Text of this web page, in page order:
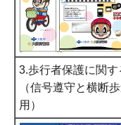
3.歩行者保護に関す
（信号遵守と横断
用）